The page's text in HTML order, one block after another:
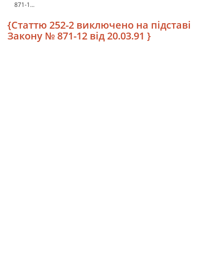
871-1...
{Статтю 252-2 виключено на підставі
Закону № 871-12 від 20.03.91 }